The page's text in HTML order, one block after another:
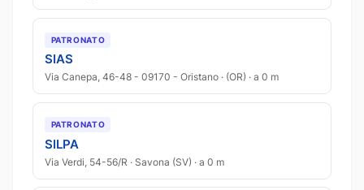
PATRONATO
SIAS
Via Canepa, 46-48 - 09170 - Oristano · (OR) · a 0 m
PATRONATO
SILPA
Via Verdi, 54-56/R · Savona (SV) · a 0 m